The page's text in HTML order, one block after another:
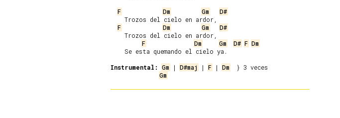
F
Dm Gm
D#
    Trozos del cielo en ardor,
F
Dm Gm
D#
    Trozos del cielo en ardor,
F
Dm Gm D# F Dm
    Se esta quemando el cielo ya.
Instrumental:
Gm | D#maj | F | Dm
Gm